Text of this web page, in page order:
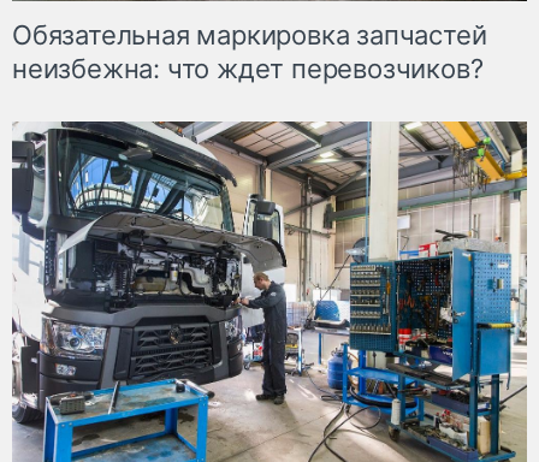
Обязательная маркировка запчастей
неизбежна: что ждет перевозчиков?